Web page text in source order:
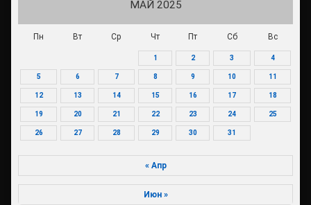
МАЙ 2025
Пн Вт Ср Чт Пт Сб Вс
1 2 3 4
5 6 7 8 9 10 11
12 13 14 15 16 17 18
19 20 21 22 23 24 25
26 27 28 29 30 31
« Апр
Июн »